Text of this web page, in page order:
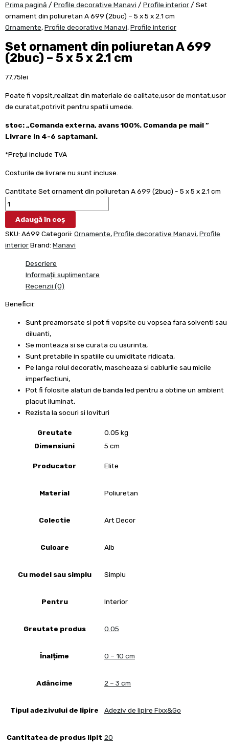
Prima pagină / Profile decorative Manavi / Profile interior / Set
ornament din poliuretan A 699 (2buc) – 5 x 5 x 2.1 cm
Ornamente,Profile decorative Manavi,Profile interior
Set ornament din poliuretan A 699
(2buc) – 5 x 5 x 2.1 cm
77.75lei
Poate fi vopsit,realizat din materiale de calitate,usor de montat,usor
de curatat,potrivit pentru spatii umede.
stoc: „Comanda externa, avans 100%. Comanda pe mail ”
Livrare in 4-6 saptamani.
*Prețul include TVA
Costurile de livrare nu sunt incluse.
Cantitate Set ornament din poliuretan A 699 (2buc) - 5 x 5 x 2.1 cm
Adaugă în coș
SKU: A699 Categorii: Ornamente,Profile decorative Manavi,Profile
interiorBrand: Manavi
Descriere
Informații suplimentare
Recenzii (0)
Beneficii:
Sunt preamorsate si pot fi vopsite cu vopsea fara solventi sau
diluanti,
Se monteaza si se curata cu usurinta,
Sunt pretabile in spatiile cu umiditate ridicata,
Pe langa rolul decorativ, mascheaza si cablurile sau micile
imperfectiuni,
Pot fi folosite alaturi de banda led pentru a obtine un ambient
placut iluminat,
Rezista la socuri si lovituri
Greutate
0.05 kg
Dimensiuni
5 cm
Producator Elite
Material Poliuretan
Colectie Art Decor
Culoare Alb
Cu model sau simplu Simplu
Pentru Interior
Greutate produs 0.05
Înalțime 0 – 10 cm
Adâncime 2 – 3 cm
Tipul adezivului de lipire Adeziv de lipire Fixx&Go
Cantitatea de produs lipit 20